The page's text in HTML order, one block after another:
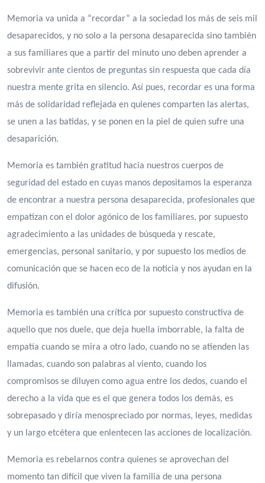
Memoria va unida a “recordar” a la sociedad los más de seis mil
desaparecidos, y no solo a la persona desaparecida sino también
a sus familiares que a partir del minuto uno deben aprender a
sobrevivir ante cientos de preguntas sin respuesta que cada día
nuestra mente grita en silencio. Así pues, recordar es una forma
más de solidaridad reflejada en quienes comparten las alertas,
se unen a las batidas, y se ponen en la piel de quien sufre una
desaparición.
Memoria es también gratitud hacia nuestros cuerpos de
seguridad del estado en cuyas manos depositamos la esperanza
de encontrar a nuestra persona desaparecida, profesionales que
empatizan con el dolor agónico de los familiares, por supuesto
agradecimiento a las unidades de búsqueda y rescate,
emergencias, personal sanitario, y por supuesto los medios de
comunicación que se hacen eco de la noticia y nos ayudan en la
difusión.
Memoria es también una crítica por supuesto constructiva de
aquello que nos duele, que deja huella imborrable, la falta de
empatía cuando se mira a otro lado, cuando no se atienden las
llamadas, cuando son palabras al viento, cuando los
compromisos se diluyen como agua entre los dedos, cuando el
derecho a la vida que es el que genera todos los demás, es
sobrepasado y diría menospreciado por normas, leyes, medidas
y un largo etcétera que enlentecen las acciones de localización.
Memoria es rebelarnos contra quienes se aprovechan del
momento tan difícil que viven la familia de una persona